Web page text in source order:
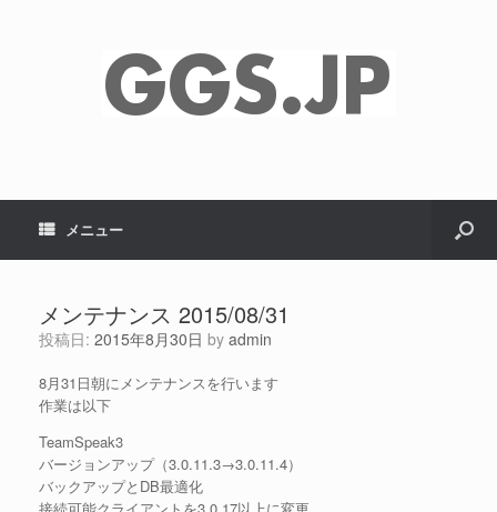
メニュー
メンテナンス 2015/08/31
投稿日: 2015年8月30日 by admin
8月31日朝にメンテナンスを行います
作業は以下
TeamSpeak3
バージョンアップ（3.0.11.3→3.0.11.4）
バックアップとDB最適化